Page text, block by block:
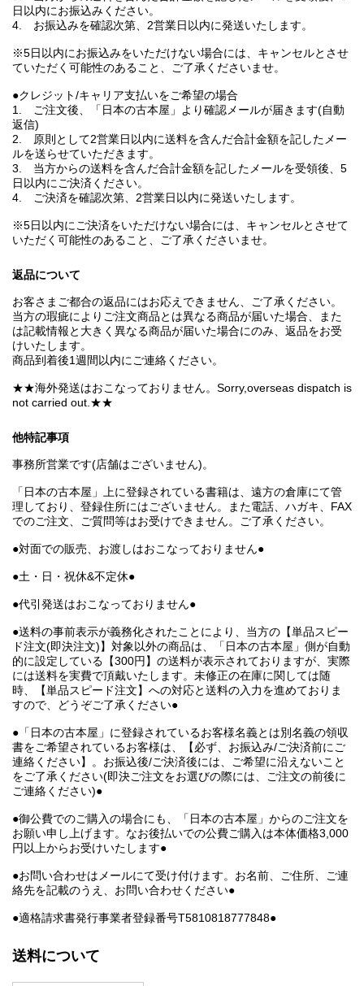
日以内にお振込みください。
4. お振込みを確認次第、2営業日以内に発送いたします。
※5日以内にお振込みをいただけない場合には、キャンセルとさせ
ていただく可能性のあること、ご了承くださいませ。
●クレジット/キャリア支払いをご希望の場合
1. ご注文後、「日本の古本屋」より確認メールが届きます(自動
返信)
2. 原則として2営業日以内に送料を含んだ合計金額を記したメー
ルを送らせていただきます。
3. 当方からの送料を含んだ合計金額を記したメールを受領後、5
日以内にご決済ください。
4. ご決済を確認次第、2営業日以内に発送いたします。
※5日以内にご決済をいただけない場合には、キャンセルとさせて
いただく可能性のあること、ご了承くださいませ。
返品について
お客さまご都合の返品にはお応えできません、ご了承ください。
当方の瑕疵によりご注文商品とは異なる商品が届いた場合、また
は記載情報と大きく異なる商品が届いた場合にのみ、返品をお受
けいたします。
商品到着後1週間以内にご連絡ください。
★★海外発送はおこなっておりません。Sorry,overseas dispatch is
not carried out.★★
他特記事項
事務所営業です(店舗はございません)。
「日本の古本屋」上に登録されている書籍は、遠方の倉庫にて管
理しており、登録住所にはございません。また電話、ハガキ、FAX
でのご注文、ご質問等はお受けできません。ご了承ください。
●対面での販売、お渡しはおこなっておりません●
●土・日・祝休&不定休●
●代引発送はおこなっておりません●
●送料の事前表示が義務化されたことにより、当方の【単品スピー
ド注文(即決注文)】対象以外の商品は、「日本の古本屋」側が自動
的に設定している【300円】の送料が表示されておりますが、実際
には送料を実費で頂戴いたします。未修正の在庫に関しては随
時、【単品スピード注文】への対応と送料の入力を進めておりま
すので、どうぞご了承ください●
●「日本の古本屋」に登録されているお客様名義とは別名義の領収
書をご希望されているお客様は、【必ず、お振込み/ご決済前にご
連絡ください】。お振込後/ご決済後には、ご希望に沿えないこと
をご了承ください(即決ご注文をお選びの際には、ご注文の前後に
ご連絡ください)●
●御公費でのご購入の場合にも、「日本の古本屋」からのご注文を
お願い申し上げます。なお後払いでの公費ご購入は本体価格3,000
円以上からお受けいたします●
●お問い合わせはメールにて受け付けます。お名前、ご住所、ご連
絡先を記載のうえ、お問い合わせください●
●適格請求書発行事業者登録番号T5810818777848●
送料について